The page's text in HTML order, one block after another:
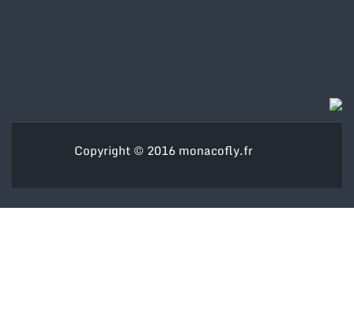
Copyright © 2016 monacofly.fr